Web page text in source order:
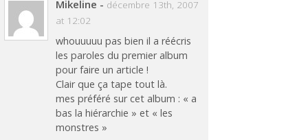
Mikeline - décembre 13th, 2007
at 12:02
whouuuuu pas bien il a réécris
les paroles du premier album
pour faire un article !
Clair que ça tape tout là.
mes préféré sur cet album : « a
bas la hiérarchie » et « les
monstres »